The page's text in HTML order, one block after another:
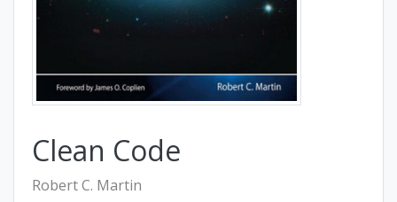
Clean Code
Robert C. Martin